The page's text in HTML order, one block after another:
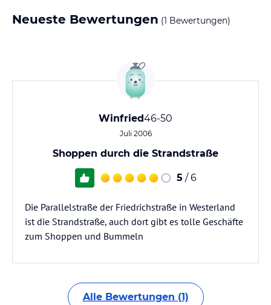
Neueste Bewertungen (1 Bewertungen)
Winfried46-50
Juli 2006
Shoppen durch die Strandstraße
5 / 6
Die Parallelstraße der Friedrichstraße in Westerland
ist die Strandstraße, auch dort gibt es tolle Geschäfte
zum Shoppen und Bummeln
Alle Bewertungen (1)